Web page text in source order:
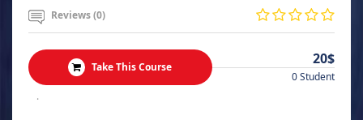
Reviews (0)
Take This Course 20$
0 Student
.